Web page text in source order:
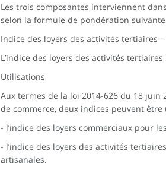
Les trois composantes interviennent
selon la formule de pondération
Indice des loyers des activités tertiaires =
L’indice des loyers des activités tertiaires
Utilisations
Aux termes de la loi 2014-626 du 18 juin
de commerce, deux indices peuvent
- l’indice des loyers commerciaux pour
- l’indice des loyers des activités
artisanales.